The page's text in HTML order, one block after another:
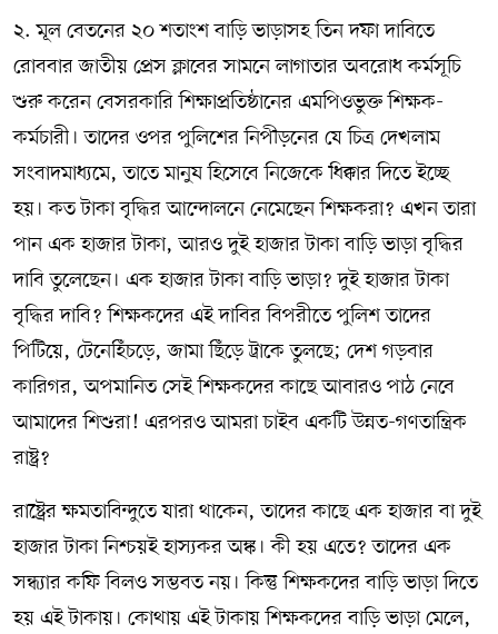
২. মূল বেতনের ২০ শতাংশ বাড়ি ভাড়াসহ তিন দফা দাবিতে
রোববার জাতীয় প্রেস ক্লাবের সামনে লাগাতার অবরোধ কর্মসূচি
শুরু করেন বেসরকারি শিক্ষাপ্রতিষ্ঠানের এমপিওভুক্ত শিক্ষক-
কর্মচারী। তাদের ওপর পুলিশের নিপীড়নের যে চিত্র দেখলাম
সংবাদমাধ্যমে, তাতে মানুষ হিসেবে নিজেকে ধিক্কার দিতে ইচ্ছে
হয়। কত টাকা বৃদ্ধির আন্দোলনে নেমেছেন শিক্ষকরা? এখন তারা
পান এক হাজার টাকা, আরও দুই হাজার টাকা বাড়ি ভাড়া বৃদ্ধির
দাবি তুলেছেন। এক হাজার টাকা বাড়ি ভাড়া? দুই হাজার টাকা
বৃদ্ধির দাবি? শিক্ষকদের এই দাবির বিপরীতে পুলিশ তাদের
পিটিয়ে, টেনেহিঁচড়ে, জামা ছিঁড়ে ট্রাকে তুলছে; দেশ গড়বার
কারিগর, অপমানিত সেই শিক্ষকদের কাছে আবারও পাঠ নেবে
আমাদের শিশুরা! এরপরও আমরা চাইব একটি উন্নত-গণতান্ত্রিক
রাষ্ট্র?
রাষ্ট্রের ক্ষমতাবিন্দুতে যারা থাকেন, তাদের কাছে এক হাজার বা দুই
হাজার টাকা নিশ্চয়ই হাস্যকর অঙ্ক। কী হয় এতে? তাদের এক
সন্ধ্যার কফি বিলও সম্ভবত নয়। কিন্তু শিক্ষকদের বাড়ি ভাড়া দিতে
হয় এই টাকায়। কোথায় এই টাকায় শিক্ষকদের বাড়ি ভাড়া মেলে,